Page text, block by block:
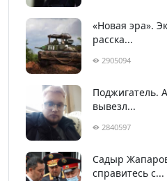
«Новая эра».
расска...
2905094
Поджигатель.
вывезл...
2840597
Садыр
справитесь с...